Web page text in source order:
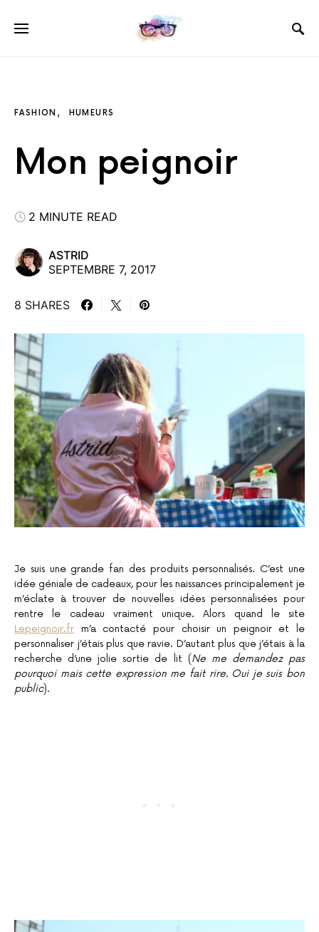
FASHION HUMEURS
Mon peignoir
2 MINUTE READ
ASTRID
SEPTEMBRE 7, 2017
8 SHARES
Je suis une grande fan des produits personnalisés. C’est une
idée géniale de cadeaux, pour les naissances principalement je
m’éclate à trouver de nouvelles idées personnalisées pour
rentre le cadeau vraiment unique. Alors quand le site
Lepeignoir.fr m’a contacté pour choisir un peignoir et le
personnaliser j’étais plus que ravie. D’autant plus que j’étais à la
recherche d’une jolie sortie de lit (Ne me demandez pas
pourquoi mais cette expression me fait rire. Oui je suis bon
public).